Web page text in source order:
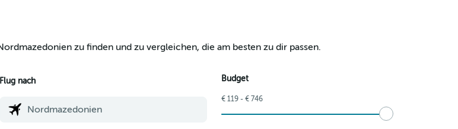
zu finden und zu vergleichen, die am besten zu dir passen.
Flug nach Budget
€ 119 - € 746